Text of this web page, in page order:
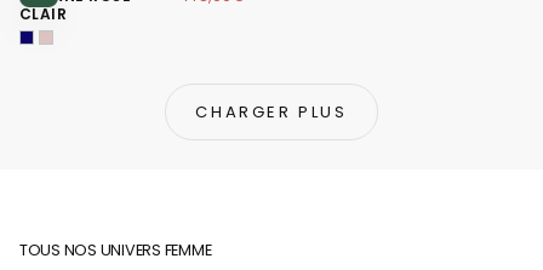
CLAIR
CHARGER PLUS
TOUS NOS UNIVERS FEMME